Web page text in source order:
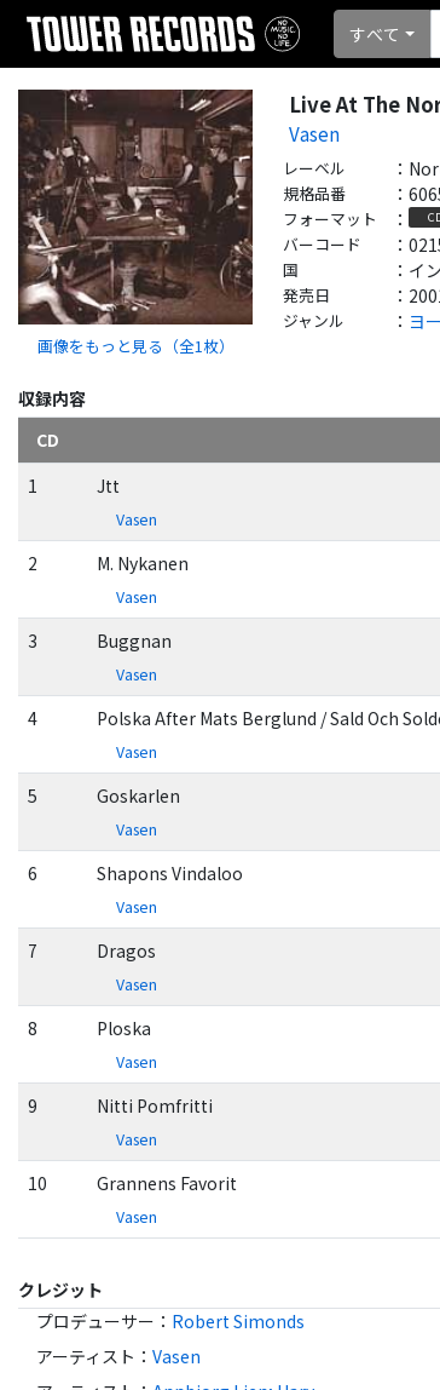
すべて
画像をもっと見る（全1 枚）
Live At The
Vasen
レーベル ：
規格品番 ：
フォーマット ：
バーコード ：
国 ： イ
発売日 ：
ジャンル ： ヨ
収録内容
CD
1
Jtt
Vasen
2 M. Nykanen
Vasen
3 Buggnan
Vasen
4 Polska After Mats Berglund / Sald Och
Vasen
5 Goskarlen
Vasen
6 Shapons Vindaloo
Vasen
7 Dragos
Vasen
8 Ploska
Vasen
9 Nitti Pomfritti
Vasen
10 Grannens Favorit
Vasen
クレジット
プロデューサー ： Robert Simonds
アーティスト ： Vasen